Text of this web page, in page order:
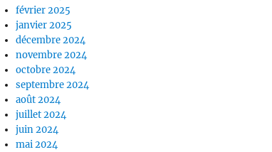
février 2025
janvier 2025
décembre 2024
novembre 2024
octobre 2024
septembre 2024
août 2024
juillet 2024
juin 2024
mai 2024